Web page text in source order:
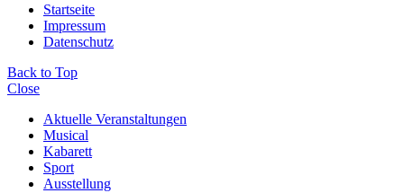
Startseite
Impressum
Datenschutz
Back to Top
Close
Aktuelle Veranstaltungen
Musical
Kabarett
Sport
Ausstellung